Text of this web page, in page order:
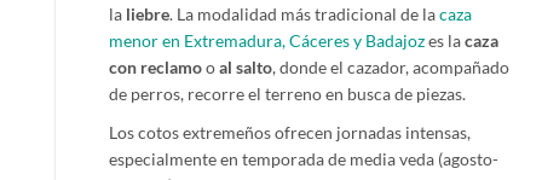
la liebre. La modalidad más tradicional de lacaza
menor en Extremadura, Cáceres y Badajozes lacaza
con reclamooal salto, donde el cazador, acompañado
de perros, recorre el terreno en busca de piezas.
Los cotos extremeños ofrecen jornadas intensas,
especialmente en temporada de media veda (agosto-